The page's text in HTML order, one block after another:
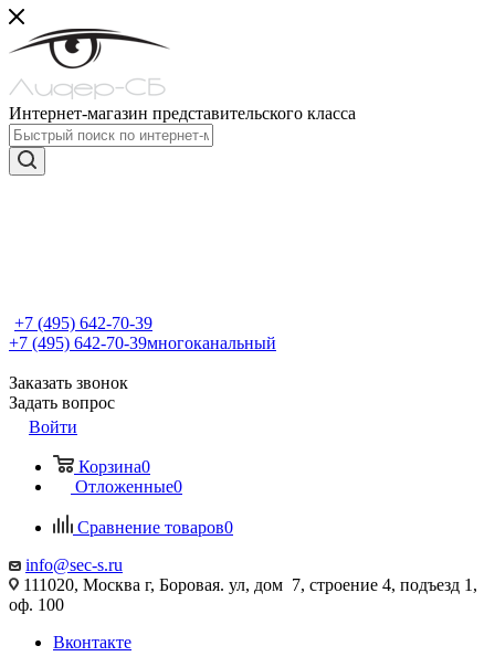
Интернет-магазин представительского класса
+7 (495) 642-70-39
+7 (495) 642-70-39многоканальный
Заказать звонок
Задать вопрос
Войти
Корзина0
Отложенные0
Сравнение товаров0
info@sec-s.ru
111020, Москва г, Боровая. ул, дом 7, строение 4, подъезд 1,
оф. 100
Вконтакте